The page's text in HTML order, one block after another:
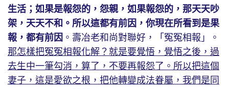
生活；如果是報怨的，怨親，如果報怨的，那天天吵
架，天天不和。所以這都有前因，你現在所看到是果
報，都有前因 。壽冶老和尚對聯好，「冤冤相報」。
那怎樣把冤冤相報化解？就是要覺悟，覺悟之後，過
去生中一筆勾消，算了，不要再報怨了。所以把這個
妻子，這是愛欲之根，把他轉變成法眷屬，我們是同